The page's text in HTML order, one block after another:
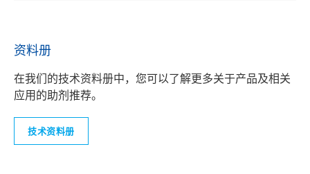
资料册
在我们的技术资料册中，您可以了解更多关于产品及相关
应用的助剂推荐。
技术资料册